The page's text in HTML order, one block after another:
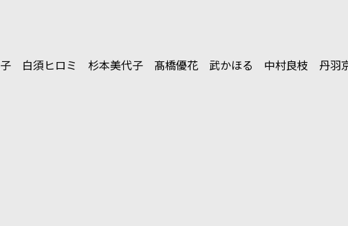
子 白須ヒロミ 杉本美代子 髙橋優花 武かほる 中村良枝 丹羽